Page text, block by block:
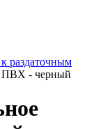
раздаточным
ПВХ - черный